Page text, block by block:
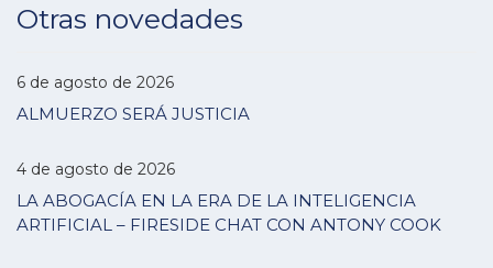
Otras novedades
6 de agosto de 2026
ALMUERZO SERÁ JUSTICIA
4 de agosto de 2026
LA ABOGACÍA EN LA ERA DE LA INTELIGENCIA
ARTIFICIAL – FIRESIDE CHAT CON ANTONY COOK